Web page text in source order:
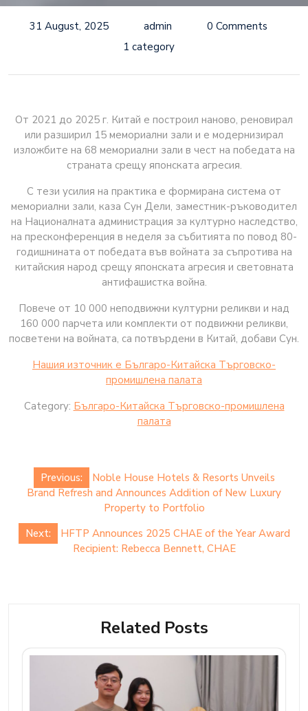
31 August, 2025 admin
0 Comments
1 category
От 2021 до 2025 г. Китай е построил наново, реновирал
или разширил 15 мемориални зали и е модернизирал
изложбите на 68 мемориални зали в чест на победата на
страната срещу японската агресия.
С тези усилия на практика е формирана система от
мемориални зали, каза Сун Дели, заместник-ръководител
на Националната администрация за културно наследство,
на пресконференция в неделя за събитията по повод 80-
годишнината от победата във войната за съпротива на
китайския народ срещу японската агресия и световната
антифашистка война.
Повече от 10 000 неподвижни културни реликви и над
160 000 парчета или комплекти от подвижни реликви,
посветени на войната, са потвърдени в Китай, добави Сун.
Нашия източник е Българо-Китайска Търговско-
промишлена палaта
Category: Българо-Китайска Търговско-промишлена
палaта
Post
navigation
Previous:
Noble House Hotels & Resorts Unveils
Brand Refresh and Announces Addition of New Luxury
Property to Portfolio
Next:
HFTP Announces 2025 CHAE of the Year Award
Recipient: Rebecca Bennett, CHAE
Related Posts